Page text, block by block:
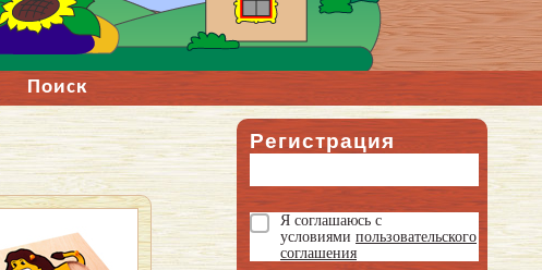
Поиск
Регистрация
Я соглашаюсь с
условиями пользовательского
соглашения